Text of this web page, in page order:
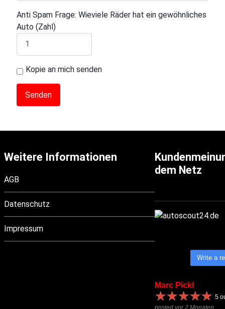
Anti Spam Frage: Wieviele Räder hat ein gewöhnliches
Auto (Zahl)
Kopie an mich senden
Weitere Informationen
AGB
Datenschutz
Impressum
dem Netz
Write a
Marc Pickl
★★★★★
★★★★★ 5
posted vor 2 Monaten